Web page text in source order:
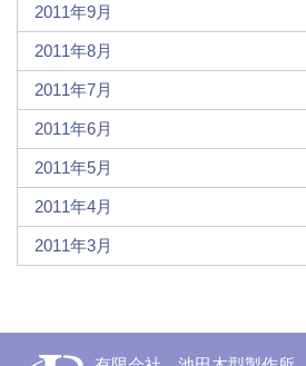
2011年9月
2011年8月
2011年7月
2011年6月
2011年5月
2011年4月
2011年3月